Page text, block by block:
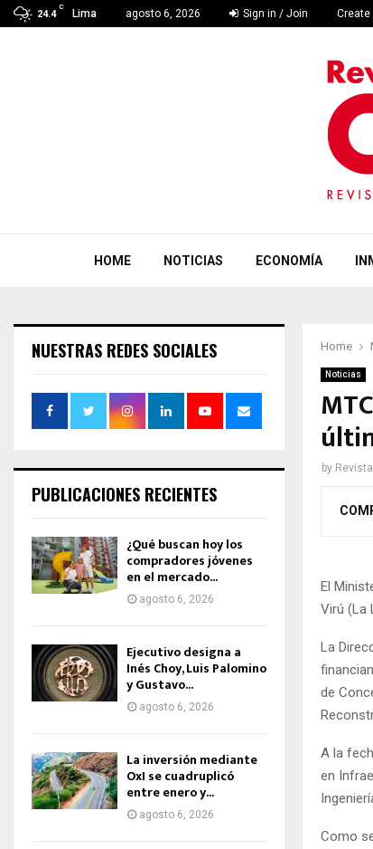
24.4
C
Lima agosto 6, 2026 Sign in / Join
HOME NOTICIAS ECONOMÍA
Home
Noticias
by
El
Virú (La
La
de
A la
en
Como
NUESTRAS REDES SOCIALES
PUBLICACIONES RECIENTES
¿Qué buscan hoy los
compradores jóvenes
en el mercado...
agosto 6, 2026
Ejecutivo designa a
Inés Choy, Luis Palomino
y Gustavo...
agosto 6, 2026
La inversión mediante
OxI se cuadruplicó
entre enero y...
agosto 6, 2026